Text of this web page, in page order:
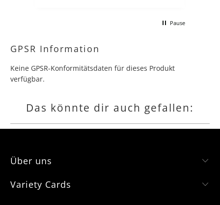
Pause
GPSR Information
Keine GPSR-Konformitätsdaten für dieses Produkt
verfügbar.
Das könnte dir auch gefallen:
Über uns
Variety Cards